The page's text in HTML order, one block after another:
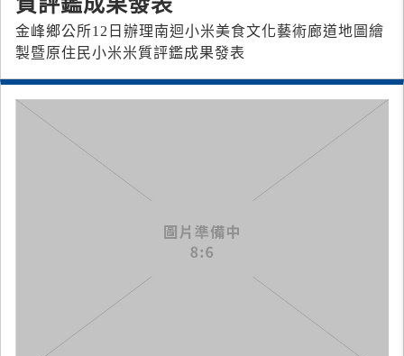
質評鑑成果發表
金峰鄉公所12日辦理南迴小米美食文化藝術廊道地圖繪
製暨原住民小米米質評鑑成果發表